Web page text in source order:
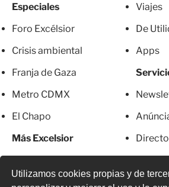
Utilizamos cookies propias y de
Especiales
Foro Excélsior
Crisis ambiental
Franja de Gaza
Metro CDMX
El Chapo
Más Excelsior
Viajes
De
Apps